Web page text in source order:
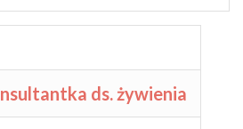
ds. żywienia